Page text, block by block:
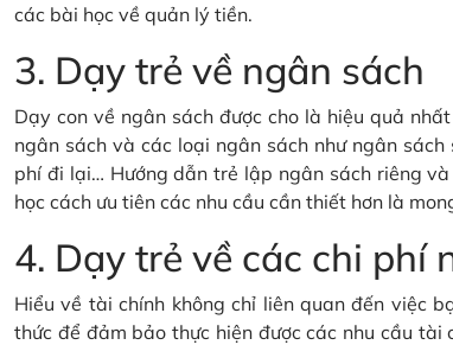
các bài học về quản lý tiền.
3. Dạy trẻ về ngân sách
Dạy con về ngân sách được cho là hiệu quả
ngân sách và các loại ngân sách như ngân
phí đi lại… Hướng dẫn trẻ lập ngân sách riêng
học cách ưu tiên các nhu cầu cần thiết hơn là
4. Dạy trẻ về các chi phí
Hiểu về tài chính không chỉ liên quan đến việc
thức để đảm bảo thực hiện được các nhu cầu